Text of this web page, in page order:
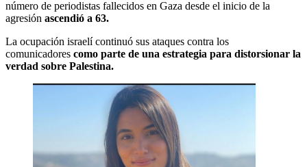
número de periodistas fallecidos en Gaza desde el inicio de la
agresión ascendió a 63.
La ocupación israelí continuó sus ataques contra los
comunicadores como parte de una estrategia para distorsionar la
verdad sobre Palestina.